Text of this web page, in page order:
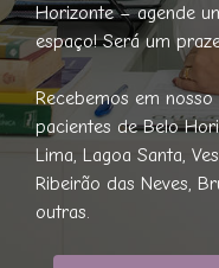
Horizonte – agende
espaço! Será um
Recebemos em
pacientes de Belo
Lima, Lagoa Santa,
Ribeirão das Neves,
outras.